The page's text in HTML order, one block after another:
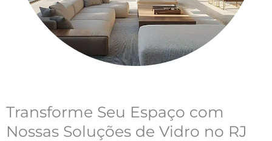
Transforme Seu Espaço com
Nossas Soluções de Vidro no RJ